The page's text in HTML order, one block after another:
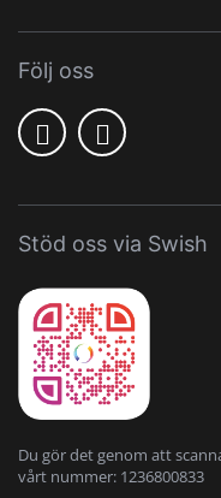
Följ oss
Stöd oss via Swish
Du gör det genom att
vårt nummer: 1236800833